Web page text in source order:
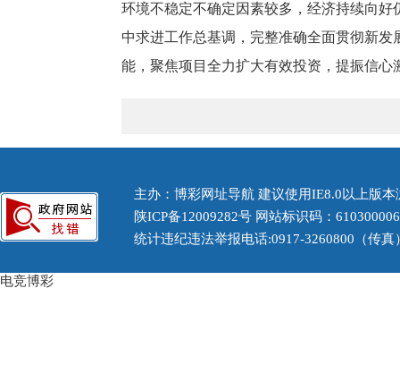
环境不稳定不确定因素较多， 经济持续向好
中求进工作总基调，完整准确全面贯彻新
能 ，聚焦项目全力扩大有效投资，提振信
主办：博彩网址导航 建议使用IE8.0以上版
陕ICP备12009282号 网站标识码：
统计违纪违法举报电话:0917-3260800（传
电竞博彩